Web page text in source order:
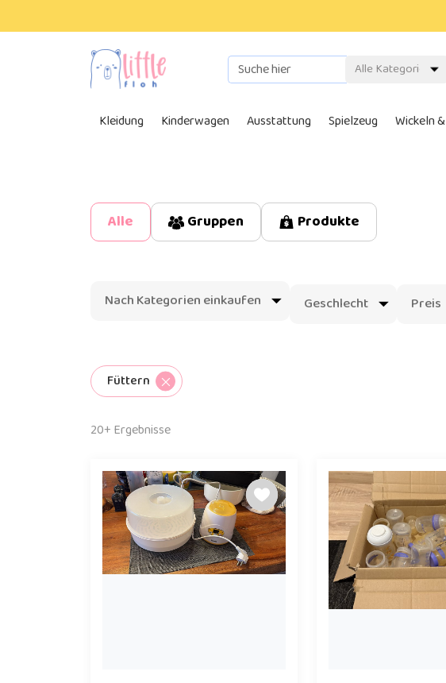
Kleidung Kinderwagen Ausstattung Spielzeug Wickeln
Alle Gruppen Produkte
Nach Kategorien einkaufen Geschlecht Preis
Füttern
20+ Ergebnisse